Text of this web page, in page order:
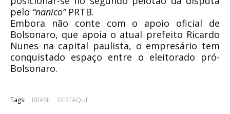
pelo “nanico”PRTB.
Embora não conte com o apoio oficial de
Bolsonaro, que apoia o atual prefeito Ricardo
Nunes na capital paulista, o empresário tem
conquistado espaço entre o eleitorado pró-
Bolsonaro.
Tags: BRASIL DESTAQUE